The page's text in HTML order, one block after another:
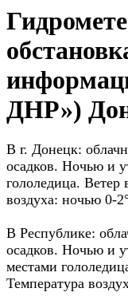
ДНР»)
В г. Донецк:
осадков. Ночью и
гололедица. Ветер
воздуха: ночью 0-
В Республике:
осадков. Ночью и
местами
Температура